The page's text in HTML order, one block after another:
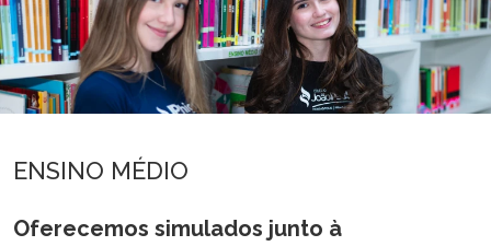
ENSINO MÉDIO
Oferecemos simulados junto à